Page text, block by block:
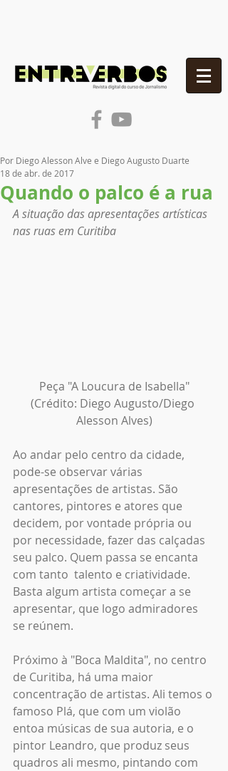
Quando o palco é a rua
Por Diego Alesson Alve e Diego Augusto Duarte
18 de abr. de 2017
A situação das apresentações artísticas
nas ruas em Curitiba
(Crédito: Diego Augusto/Diego
Alesson Alves)
Ao andar pelo centro da cidade,
pode-se observar várias
apresentações de artistas. São
cantores, pintores e atores que
decidem, por vontade própria ou
por necessidade, fazer das calçadas
seu palco. Quem passa se encanta
com tanto  talento e criatividade.
Basta algum artista começar a se
apresentar, que logo admiradores
se reúnem.
Próximo à "Boca Maldita", no centro
de Curitiba, há uma maior
concentração de artistas. Ali temos o
famoso Plá, que com um violão
entoa músicas de sua autoria, e o
pintor Leandro, que produz seus
quadros ali mesmo, pintando com